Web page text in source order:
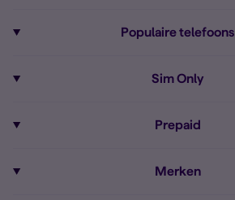
Alle telefoons
Populaire telefoons
iPhone 16
Sim Only
Onbeperkt bellen
Prepaid
Merken